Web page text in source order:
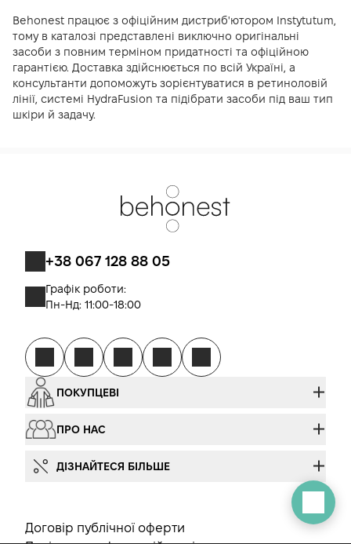
Behonest працює з офіційним дистриб'ютором Instytutum,
тому в каталозі представлені виключно оригінальні
засоби з повним терміном придатності та офіційною
гарантією. Доставка здійснюється по всій Україні, а
консультанти допоможуть зорієнтуватися в ретиноловій
лінії, системі HydraFusion та підібрати засоби під ваш тип
шкіри й задачу.
+38 067 128 88 05
Графік роботи:
Пн-Нд: 11:00-18:00
ПОКУПЦЕВІ
ПРО НАС
ДІЗНАЙТЕСЯ БІЛЬШЕ
Договір публічної оферти